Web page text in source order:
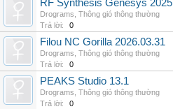
RF Synthesis Genesys 2025
Drograms Thông gió thông thường
Trả lời:
0
Filou NC Gorilla 2026.03.31
Drograms Thông gió thông thường
Trả lời:
0
PEAKS Studio 13.1
Drograms Thông gió thông thường
Trả lời:
0